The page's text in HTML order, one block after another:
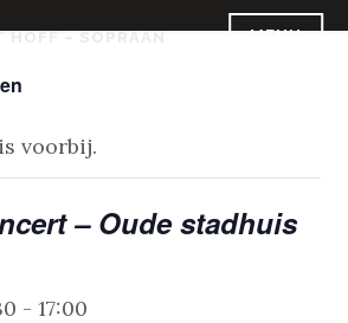
MENU
voorbij.
– Oude stadhuis
-17:00